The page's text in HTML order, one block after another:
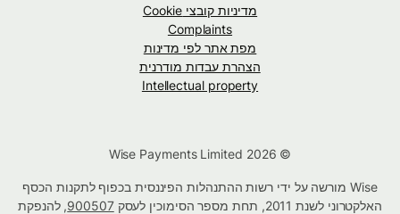
מדיניות קובצי Cookie
Complaints
מפת אתר לפי מדינות
הצהרת עבדות מודרנית
Intellectual property
Wise מורשה על ידי רשות ההתנהלות הפיננסית בכפוף לתקנות הכסף
האלקטרוני לשנת 2011, תחת מספר הסימוכין לעסק
900507, להנפקת